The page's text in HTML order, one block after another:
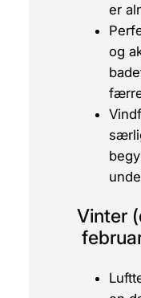
er
og
Vinter